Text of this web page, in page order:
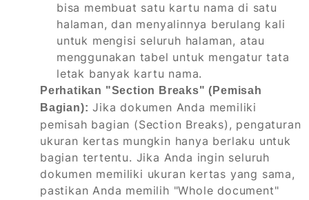
bisa membuat satu kartu nama di satu
halaman, dan menyalinnya berulang kali
untuk mengisi seluruh halaman, atau
menggunakan tabel untuk mengatur tata
letak banyak kartu nama.
Perhatikan "Section Breaks" (Pemisah
Bagian): Jika dokumen Anda memiliki
pemisah bagian (Section Breaks), pengaturan
ukuran kertas mungkin hanya berlaku untuk
bagian tertentu. Jika Anda ingin seluruh
dokumen memiliki ukuran kertas yang sama,
pastikan Anda memilih "Whole document"